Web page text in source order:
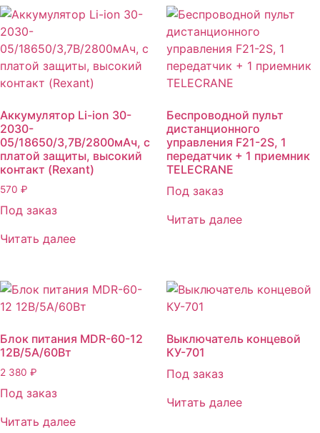
Аккумулятор Li-ion 30-
2030-
05/18650/3,7В/2800мАч, с
платой защиты, высокий
контакт (Rexant)
570 ₽
Под заказ
Читать далее
Беспроводной пульт
дистанционного
управления F21-2S, 1
передатчик + 1 приемник
TELECRANE
Под заказ
Читать далее
Блок питания MDR-60-12
12B/5A/60Вт
2 380 ₽
Под заказ
Читать далее
Выключатель концевой
КУ-701
Под заказ
Читать далее